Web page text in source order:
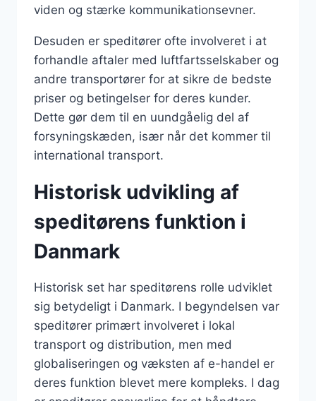
viden og stærke kommunikationsevner.
Desuden er speditører ofte involveret i at
forhandle aftaler med luftfartsselskaber og
andre transportører for at sikre de bedste
priser og betingelser for deres kunder.
Dette gør dem til en uundgåelig del af
forsyningskæden, især når det kommer til
international transport.
Historisk udvikling af
speditørens funktion i
Danmark
Historisk set har speditørens rolle udviklet
sig betydeligt i Danmark. I begyndelsen var
speditører primært involveret i lokal
transport og distribution, men med
globaliseringen og væksten af e-handel er
deres funktion blevet mere kompleks. I dag